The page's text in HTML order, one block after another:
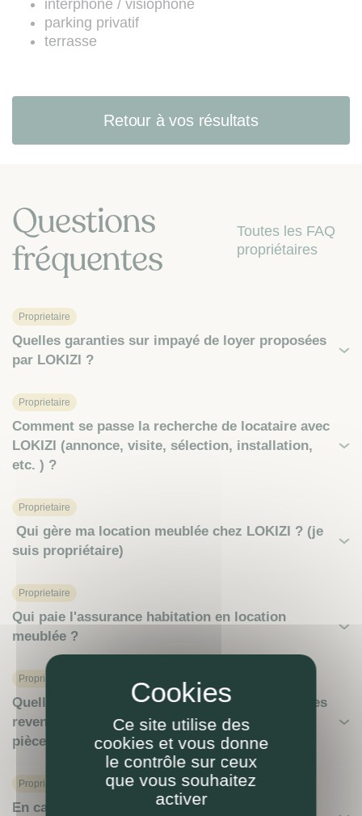
interphone / visiophone
parking privatif
terrasse
Retour à vos résultats
Questions
fréquentes
Toutes les FAQ
propriétaires
Proprietaire
Quelles garanties sur impayé de loyer proposées
par LOKIZI ?
Proprietaire
Comment se passe la recherche de locataire avec
LOKIZI (annonce, visite, sélection, installation,
etc. ) ?
Proprietaire
Qui gère ma location meublée chez LOKIZI ? (je
suis propriétaire)
Proprietaire
Qui paie l'assurance habitation en location
meublée ?
Proprietaire
Quelle simulation fiscale sur l’imposition de mes
revenus locatifs en meublé (marche à suivre,
pièces à fournir, etc) ?
Proprietaire
En cas de dégât des eaux dans ma location
Ce site utilise des
cookies et vous donne
le contrôle sur ceux
que vous souhaitez
activer